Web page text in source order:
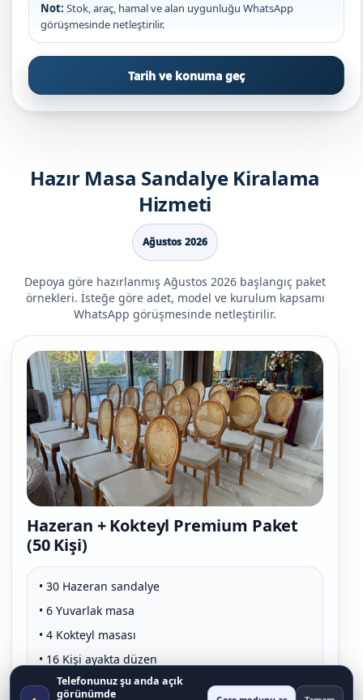
Not: Stok, araç, hamal ve alan uygunluğu WhatsApp
görüşmesinde netleştirilir.
Tarih ve konuma geç
Hazır Masa Sandalye Kiralama
Hizmeti
Ağustos 2026
Depoya göre hazırlanmış Ağustos 2026 başlangıç paket
örnekleri. İsteğe göre adet, model ve kurulum kapsamı
WhatsApp görüşmesinde netleştirilir.
Hazeran + Kokteyl Premium Paket
(50 Kişi)
• 30 Hazeran sandalye
• 6 Yuvarlak masa
• 4 Kokteyl masası
• 16 Kişi ayakta düzen
• Örtüler dahil
Telefonunuz şu anda açık
görünümde